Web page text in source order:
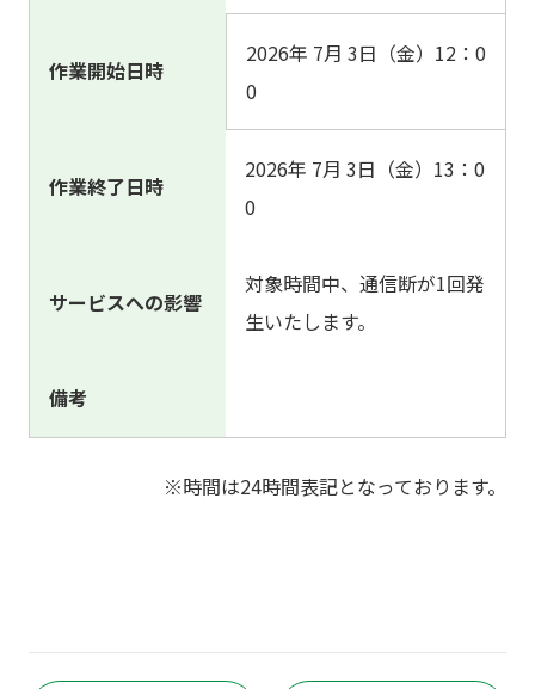
作業開始日時
2026年 7月 3日（金）12：0
0
作業終了日時
2026年 7月 3日（金）13：0
0
サービスへの影響
対象時間中、通信断が1回発
生いたします。
備考
※時間は24時間表記となっております。